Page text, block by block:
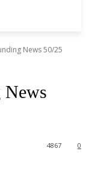
News 50/25
0
4867